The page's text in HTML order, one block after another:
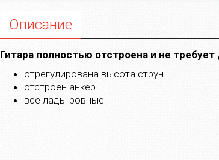
Описание
Гитара полностью отстроена и не
отрегулирована высота струн
отстроен анкер
все лады ровные